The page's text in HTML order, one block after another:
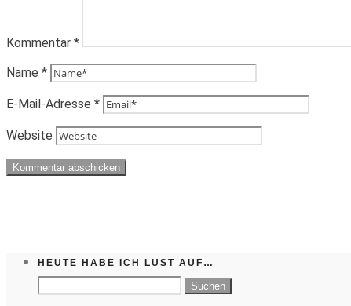
Kommentar *
Name *
E-Mail-Adresse *
Website
HEUTE HABE ICH LUST AUF…
Suchen
nach: